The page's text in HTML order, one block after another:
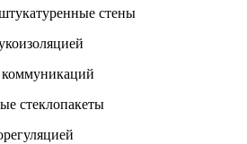
стены
коммуникаций
стеклопакеты